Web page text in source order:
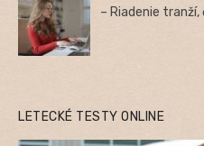
– Riadenie
LETECKÉ TESTY ONLINE